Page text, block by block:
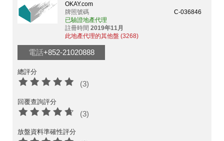
OKAY.com
牌照號碼
C-036846
已驗證地產代理
註冊時間 2019年11月
此地產代理的其他盤 (3268)
電話+852-21020888
總評分
(3)
回覆查詢評分
(3)
放盤資料準確性評分